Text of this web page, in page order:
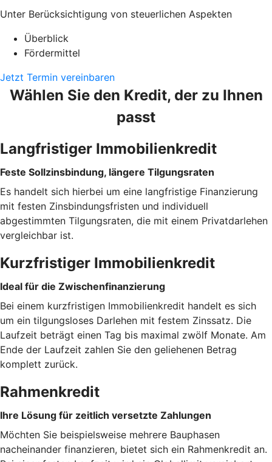
Unter Berücksichtigung von steuerlichen Aspekten
Überblick
Fördermittel
Jetzt Termin vereinbaren
Wählen Sie den Kredit, der zu Ihnen
passt
Langfristiger Immobilienkredit
Feste Sollzinsbindung, längere Tilgungsraten
Es handelt sich hierbei um eine langfristige Finanzierung
mit festen Zinsbindungsfristen und individuell
abgestimmten Tilgungsraten, die mit einem Privatdarlehen
vergleichbar ist.
Kurzfristiger Immobilienkredit
Ideal für die Zwischenfinanzierung
Bei einem kurzfristigen Immobilienkredit handelt es sich
um ein tilgungsloses Darlehen mit festem Zinssatz. Die
Laufzeit beträgt einen Tag bis maximal zwölf Monate. Am
Ende der Laufzeit zahlen Sie den geliehenen Betrag
komplett zurück.
Rahmenkredit
Ihre Lösung für zeitlich versetzte Zahlungen
Möchten Sie beispielsweise mehrere Bauphasen
nacheinander finanzieren, bietet sich ein Rahmenkredit an.